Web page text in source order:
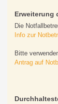
Erweiterung
Die
Info zur
Bitte
Antrag auf